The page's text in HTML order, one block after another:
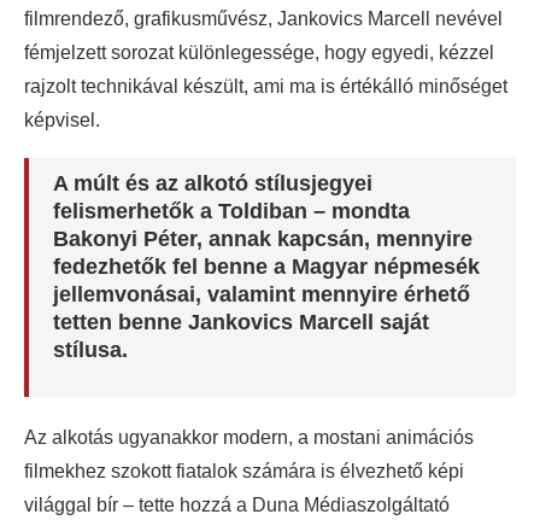
filmrendező, grafikusművész, Jankovics Marcell nevével
fémjelzett sorozat különlegessége, hogy egyedi, kézzel
rajzolt technikával készült, ami ma is értékálló minőséget
képvisel.
A múlt és az alkotó stílusjegyei
felismerhetők a Toldiban – mondta
Bakonyi Péter, annak kapcsán, mennyire
fedezhetők fel benne a Magyar népmesék
jellemvonásai, valamint mennyire érhető
tetten benne Jankovics Marcell saját
stílusa.
Az alkotás ugyanakkor modern, a mostani animációs
filmekhez szokott fiatalok számára is élvezhető képi
világgal bír – tette hozzá a Duna Médiaszolgáltató